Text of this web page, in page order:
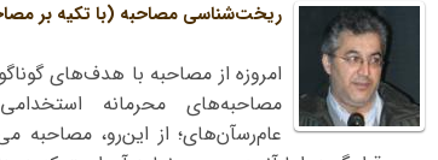
ریخت‌شناسی مصاحبه (با تکیه بر
امروزه از مصاحبه با هدف‌های
مصاحبه‌های محرمانه
عام‌رسآن‌های؛ از این‌رو، مصاحبه